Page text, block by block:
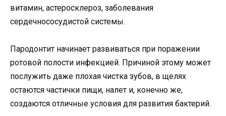
витамин, астеросклероз, заболевания
сердечнососудистой системы.
Пародонтит начинает развиваться при поражении
ротовой полости инфекцией. Причиной этому может
послужить даже плохая чистка зубов, в щелях
остаются частички пищи, налет и, конечно же,
создаются отличные условия для развития бактерий.